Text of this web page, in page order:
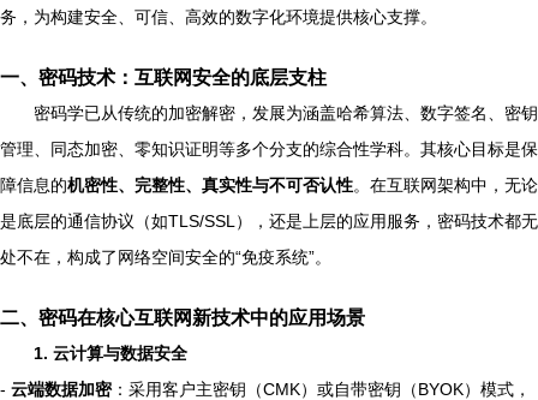
务，为构建安全、可信、高效的数字化环境提供核心支撑。
一、密码技术：互联网安全的底层支柱
密码学已从传统的加密解密，发展为涵盖哈希算法、数字签名、密钥
管理、同态加密、零知识证明等多个分支的综合性学科。其核心目标是保
障信息的机密性、完整性、真实性与不可否认性。在互联网架构中，无论
是底层的通信协议（如TLS/SSL），还是上层的应用服务，密码技术都无
处不在，构成了网络空间安全的“免疫系统”。
二、密码在核心互联网新技术中的应用场景
1. 云计算与数据安全
- 云端数据加密：采用客户主密钥（CMK）或自带密钥（BYOK）模式，